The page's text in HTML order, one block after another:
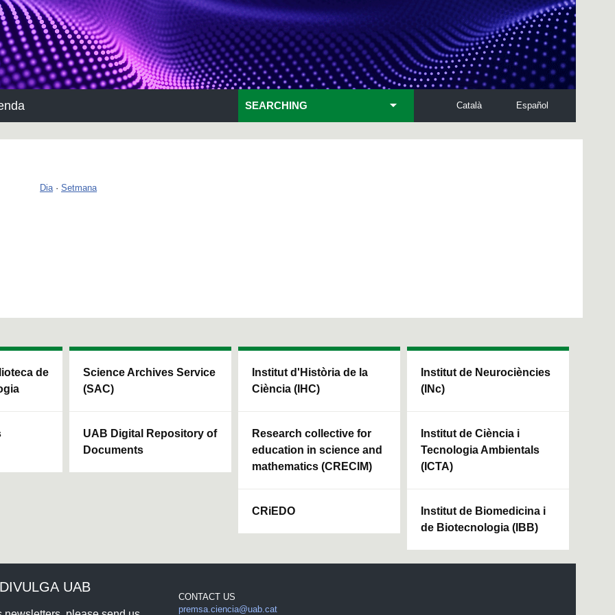
Español
Català
SEARCHING
Dia · Setmana
de
Science Archives Service
(SAC)
UAB Digital Repository of
Documents
Institut d'Història de la
Ciència (IHC)
Research collective for
education in science and
mathematics (CRECIM)
CRiEDO
Institut de Neurociències
(INc)
Institut de Ciència i
Tecnologia Ambientals
(ICTA)
Institut de Biomedicina i
de Biotecnologia (IBB)
UAB
CONTACT US
premsa.ciencia@uab.cat